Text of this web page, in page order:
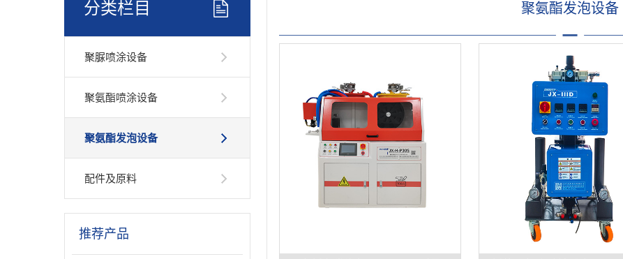
分类栏目
聚脲喷涂设备
聚氨酯喷涂设备
聚氨酯发泡设备
配件及原料
推荐产品
聚氨酯发泡设备